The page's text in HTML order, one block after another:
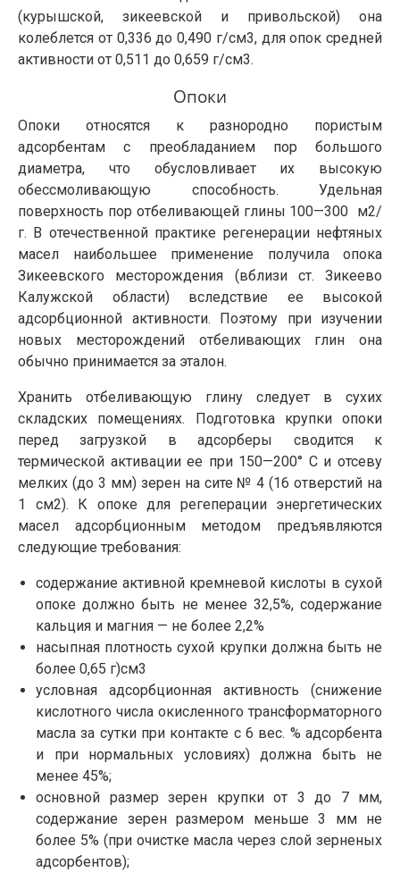
(курышской, зикеевской и привольской) она
колеблется от 0,336 до 0,490 г/см3, для опок средней
активности от 0,511 до 0,659 г/см3.
Опоки
Опоки относятся к разнородно пористым
адсорбентам с преобладанием пор большого
диаметра, что обусловливает их высокую
обессмоливающую способность. Удельная
поверхность пор отбеливающей глины 100—300 м2/
г. В отечественной практике регенерации нефтяных
масел наибольшее применение получила опока
Зикеевского месторождения (вблизи ст. Зикеево
Калужской области) вследствие ее высокой
адсорбционной активности. Поэтому при изучении
новых месторождений отбеливающих глин она
обычно принимается за эталон.
Хранить отбеливающую глину следует в сухих
складских помещениях. Подготовка крупки опоки
перед загрузкой в адсорберы сводится к
термической активации ее при 150—200° С и отсеву
мелких (до 3 мм) зерен на сите № 4 (16 отверстий на
1 см2). К опоке для регеперации энергетических
масел адсорбционным методом предъявляются
следующие требования:
содержание активной кремневой кислоты в сухой
опоке должно быть не менее 32,5%, содержание
кальция и магния — не более 2,2%
насыпная плотность сухой крупки должна быть не
более 0,65 г)см3
условная адсорбционная активность (снижение
кислотного числа окисленного трансформаторного
масла за сутки при контакте с 6 вес. % адсорбента
и при нормальных условиях) должна быть не
менее 45%;
основной размер зерен крупки от 3 до 7 мм,
содержание зерен размером меньше 3 мм не
более 5% (при очистке масла через слой зерненых
адсорбентов);